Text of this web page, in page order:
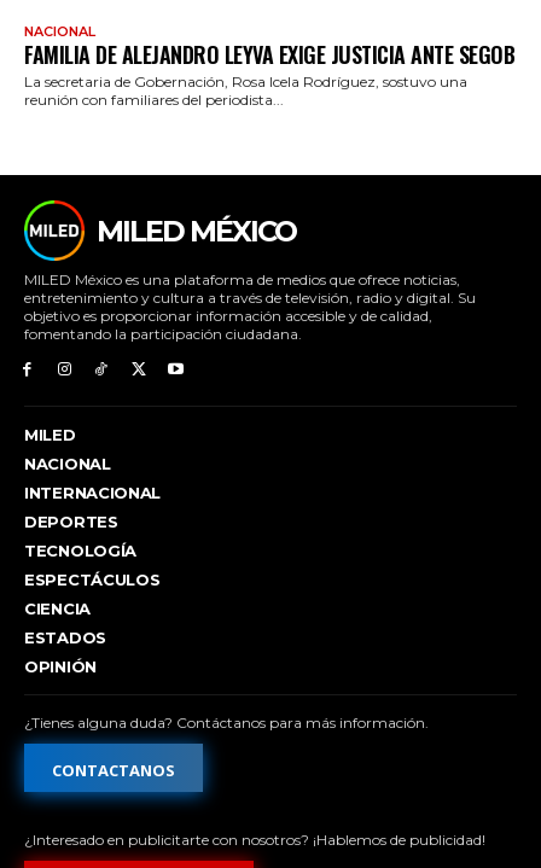
NACIONAL
FAMILIA DE ALEJANDRO LEYVA EXIGE JUSTICIA ANTE SEGOB
La secretaria de Gobernación, Rosa Icela Rodríguez, sostuvo una
reunión con familiares del periodista...
MILED MÉXICO
MILED México es una plataforma de medios que ofrece noticias,
entretenimiento y cultura a través de televisión, radio y digital. Su
objetivo es proporcionar información accesible y de calidad,
fomentando la participación ciudadana.
MILED
NACIONAL
INTERNACIONAL
DEPORTES
TECNOLOGÍA
ESPECTÁCULOS
CIENCIA
ESTADOS
OPINIÓN
¿Tienes alguna duda? Contáctanos para más información.
CONTACTANOS
¿Interesado en publicitarte con nosotros? ¡Hablemos de publicidad!